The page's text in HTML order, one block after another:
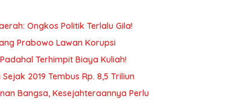
Ongkos Politik Terlalu Gila!
Prabowo Lawan Korupsi
Terhimpit Biaya Kuliah!
2019 Tembus Rp. 8,5 Triliun
Bangsa, Kesejahteraannya Perlu